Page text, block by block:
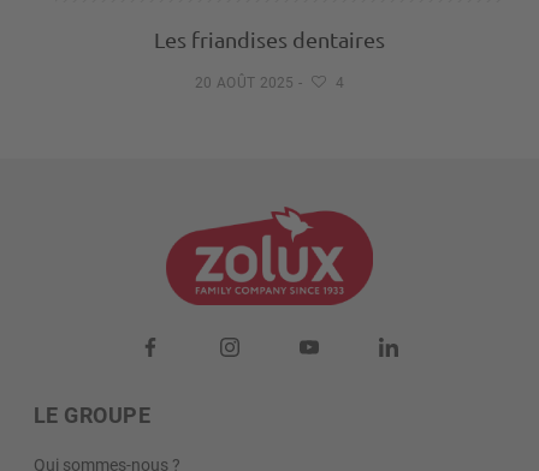
Les friandises dentaires
20 AOÛT 2025 - 4
LE GROUPE
Qui sommes-nous ?